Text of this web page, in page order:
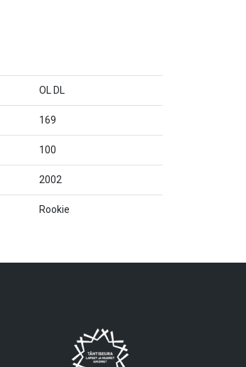
OL DL
169
100
2002
Rookie